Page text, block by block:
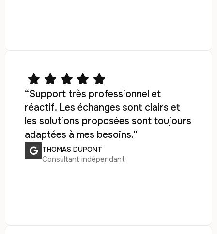
“Support très professionnel et
réactif. Les échanges sont clairs et
les solutions proposées sont toujours
adaptées à mes besoins.”
THOMAS DUPONT
Consultant indépendant